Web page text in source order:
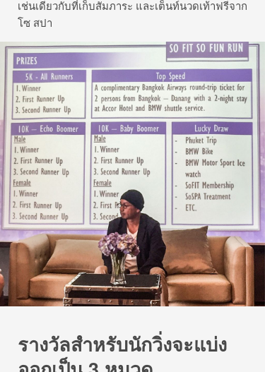
เช่นเดียวกับที่เก็บสัมภาระ และเต็นท์นวดเท้าฟรีจาก
โซ สปา
รางวัลสำหรับนักวิ่งจะแบ่ง